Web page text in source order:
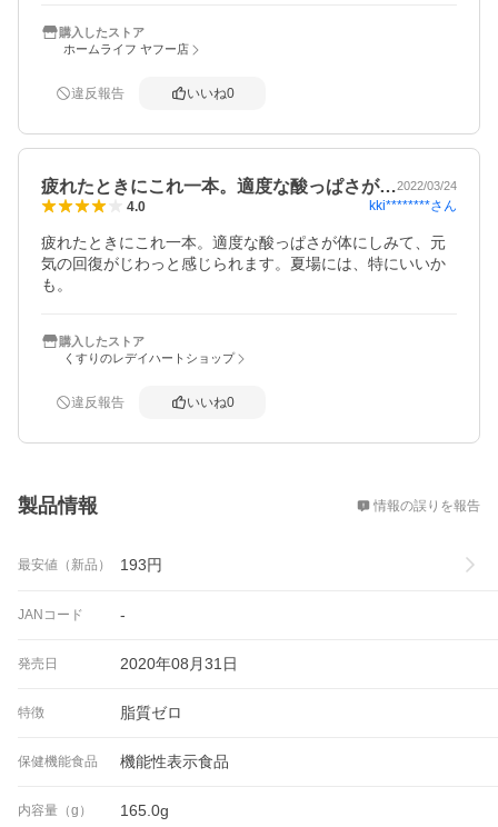
購入したストア
ホームライフ ヤフー店
違反報告 いいね0
疲れたときにこれ一本。適度な酸っぱさが…2022/03/24
4.0 kki********さん
疲れたときにこれ一本。適度な酸っぱさが体にしみて、元
気の回復がじわっと感じられます。夏場には、特にいいか
も。
購入したストア
くすりのレデイハートショップ
違反報告 いいね0
製品情報 情報の誤りを報告
最安値（新品） 193円
JANコード -
発売日 2020年08月31日
特徴 脂質ゼロ
保健機能食品 機能性表示食品
内容量（g） 165.0g